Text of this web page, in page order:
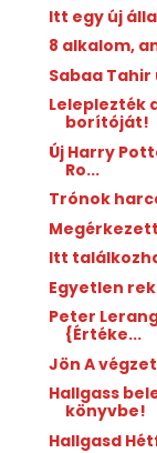
Itt egy új
8 alkalom,
Sabaa
Leleplezték
borítóját!
Új Harry
Ro...
Trónok
Itt
Egyetlen
Peter
{Értéke...
Jön A
Hallgass
könyvbe!
Hallgasd